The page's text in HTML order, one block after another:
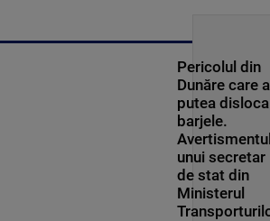
Pericolul din
Dunăre care
putea disloca
barjele.
Avertismentul
unui secretar
de stat din
Ministerul